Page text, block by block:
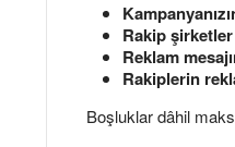
Rakip
Reklam
Rakiplerin
Boşluklar dâhil